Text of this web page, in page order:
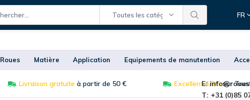
Toutes les catégories FR
Roues Matière Application Equipements de manutention
Livraison gratuite à partir de 50 € Excellent 4,8/5sur
E:
T: +31 (0)85